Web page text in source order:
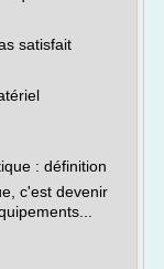
satisfait
: définition
c'est devenir